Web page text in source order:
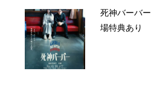
死神バーバー
場特典あり